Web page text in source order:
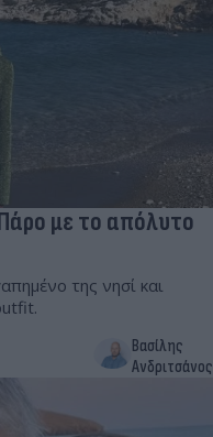
με το απόλυτο
της νησί και
Βασίλης
Ανδριτσάνος